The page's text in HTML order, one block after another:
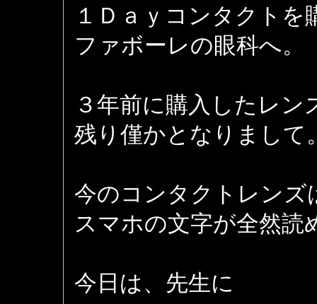
１Ｄａｙコンタクトを
ファボーレの眼科へ。
３年前に購入したレン
残り僅かとなりまして
今のコンタクトレンズ
スマホの文字が全然読
今日は、先生に